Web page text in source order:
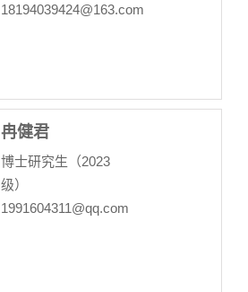
18194039424@163.com
冉健君
博士研究生（2023
级）
1991604311@qq.com